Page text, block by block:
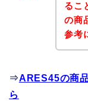
るこ
の商
参考
⇒ARES45の商
ら